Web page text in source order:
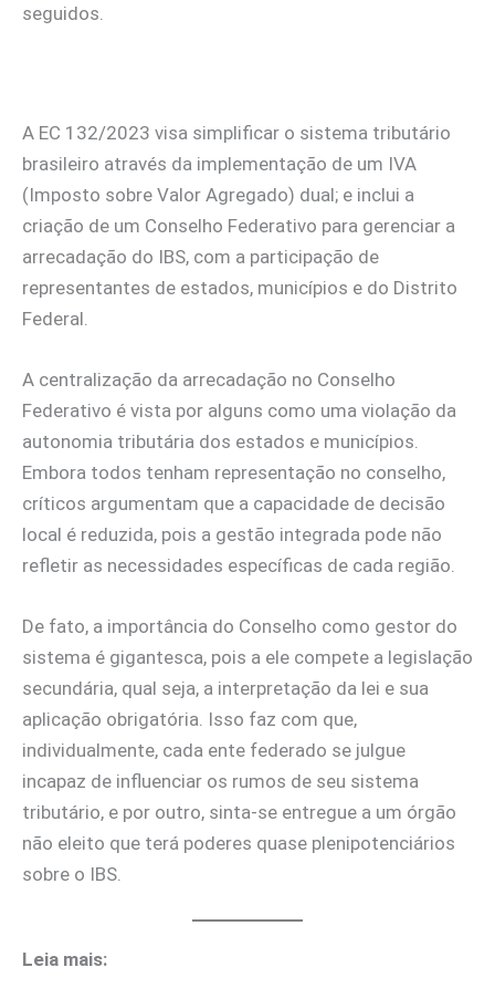
seguidos.
A EC 132/2023 visa simplificar o sistema tributário
brasileiro através da implementação de um IVA
(Imposto sobre Valor Agregado) dual; e inclui a
criação de um Conselho Federativo para gerenciar a
arrecadação do IBS, com a participação de
representantes de estados, municípios e do Distrito
Federal.
A centralização da arrecadação no Conselho
Federativo é vista por alguns como uma violação da
autonomia tributária dos estados e municípios.
Embora todos tenham representação no conselho,
críticos argumentam que a capacidade de decisão
local é reduzida, pois a gestão integrada pode não
refletir as necessidades específicas de cada região.
De fato, a importância do Conselho como gestor do
sistema é gigantesca, pois a ele compete a legislação
secundária, qual seja, a interpretação da lei e sua
aplicação obrigatória. Isso faz com que,
individualmente, cada ente federado se julgue
incapaz de influenciar os rumos de seu sistema
tributário, e por outro, sinta-se entregue a um órgão
não eleito que terá poderes quase plenipotenciários
sobre o IBS.
Leia mais: